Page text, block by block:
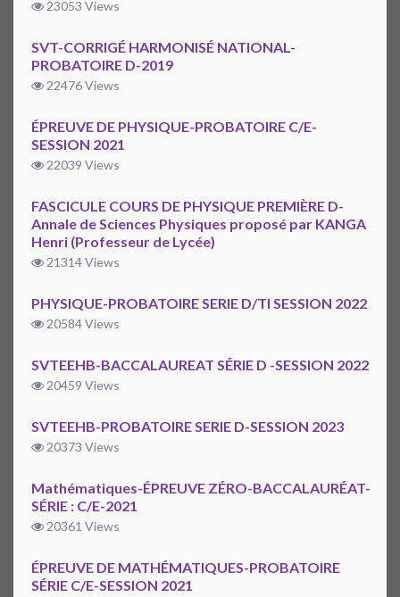
23053 Views
SVT-CORRIGÉ HARMONISÉ NATIONAL-
PROBATOIRE D-2019
22476 Views
ÉPREUVE DE PHYSIQUE-PROBATOIRE C/E-
SESSION 2021
22039 Views
FASCICULE COURS DE PHYSIQUE PREMIÈRE D-
Annale de Sciences Physiques proposé par KANGA
Henri (Professeur de Lycée)
21314 Views
PHYSIQUE-PROBATOIRE SERIE D/TI SESSION 2022
20584 Views
SVTEEHB-BACCALAUREAT SÉRIE D -SESSION 2022
20459 Views
SVTEEHB-PROBATOIRE SERIE D-SESSION 2023
20373 Views
Mathématiques-ÉPREUVE ZÉRO-BACCALAURÉAT-
SÉRIE : C/E-2021
20361 Views
ÉPREUVE DE MATHÉMATIQUES-PROBATOIRE
SÉRIE C/E-SESSION 2021